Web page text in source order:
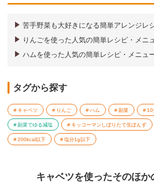
苦手野菜も大好きになる簡単アレンジレ
りんごを使った人気の簡単レシピ・メニ
ハムを使った人気の簡単レシピ・メニュ
タグから探す
キャベツ りんご ハム 副菜 10
副菜でゆる減塩 キッコーマンしぼりたて生ぽんず
200kcal以下 塩分1g以下
キャベツを使ったそのほか